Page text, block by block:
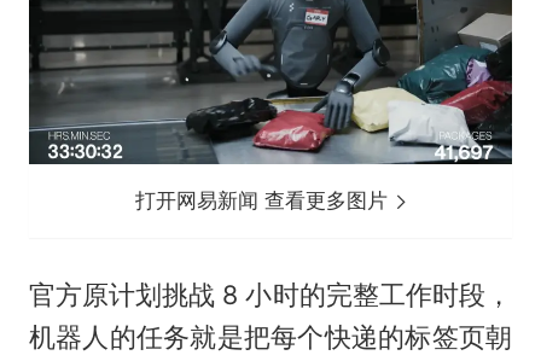
打开网易新闻 查看更多图片
官方原计划挑战 8 小时的完整工作时段，
机器人的任务就是把每个快递的标签页朝